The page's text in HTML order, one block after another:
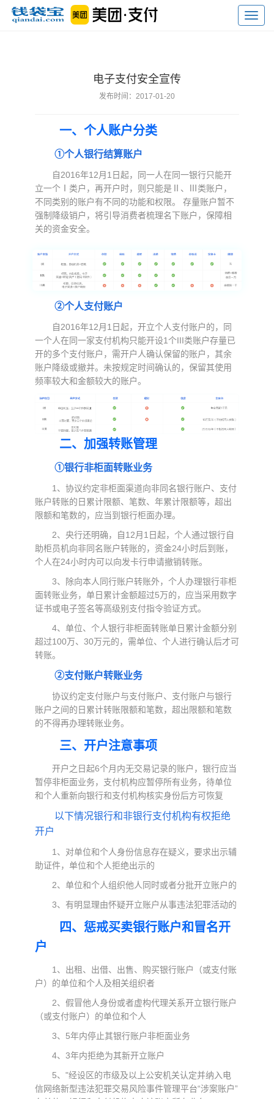
电子支付安全宣传
发布时间：2017-01-20
一、个人账户分类
①个人银行结算账户
自2016年12月1日起，同一人在同一银行只能开
立一个Ⅰ类户，再开户时，则只能是Ⅱ、Ⅲ类账户，
不同类别的账户有不同的功能和权限。 存量账户暂不
强制降级销户，将引导消费者梳理名下账户，保障相
关的资金安全。
②个人支付账户
自2016年12月1日起，开立个人支付账户的，同
一个人在同一家支付机构只能开设1个III类账户存量已
开的多个支付账户，需开户人确认保留的账户，其余
账户降级或撤并。未按规定时间确认的，保留其使用
频率较大和金额较大的账户。
二、加强转账管理
①银行非柜面转账业务
1、协议约定非柜面渠道向非同名银行账户、支付
账户转账的日累计限额、笔数、年累计限额等，超出
限额和笔数的，应当到银行柜面办理。
2、央行还明确，自12月1日起，个人通过银行自
助柜员机向非同名账户转账的，资金24小时后到账，
个人在24小时内可以向发卡行申请撤销转账。
3、除向本人同行账户转账外，个人办理银行非柜
面转账业务，单日累计金额超过5万的，应当采用数字
证书或电子签名等高级别支付指令验证方式。
4、单位、个人银行非柜面转账单日累计金额分别
超过100万、30万元的，需单位、个人进行确认后才可
转账。
②支付账户转账业务
协议约定支付账户与支付账户、支付账户与银行
账户之间的日累计转账限额和笔数，超出限额和笔数
的不得再办理转账业务。
三、开户注意事项
开户之日起6个月内无交易记录的账户，银行应当
暂停非柜面业务，支付机构应暂停所有业务，待单位
和个人重新向银行和支付机构核实身份后方可恢复
以下情况银行和非银行支付机构有权拒绝
开户
1、对单位和个人身份信息存在疑义，要求出示辅
助证件，单位和个人拒绝出示的
2、单位和个人组织他人同时或者分批开立账户的
3、有明显理由怀疑开立账户从事违法犯罪活动的
四、惩戒买卖银行账户和冒名开
户
1、出租、出借、出售、购买银行账户（或支付账
户）的单位和个人及相关组织者
2、假冒他人身份或者虚构代理关系开立银行账户
（或支付账户）的单位和个人
3、5年内停止其银行账户非柜面业务
4、3年内拒绝为其新开立账户
5、"经设区的市级及以上公安机关认定并纳入电
信网络新型违法犯罪交易风险事件管理平台“涉案账户”